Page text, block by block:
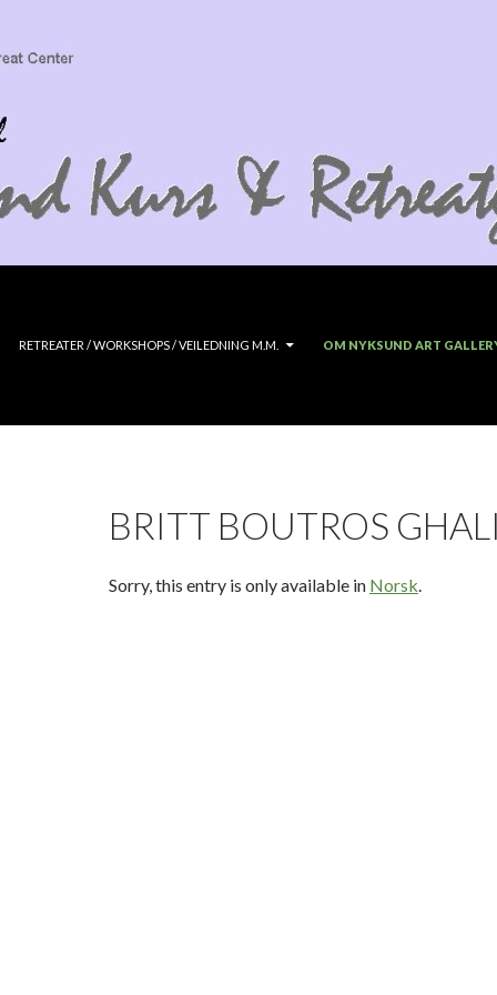
RETREATER / WORKSHOPS / VEILEDNING M.M. OM NYKSUND ART
BRITT BOUTROS
Sorry, this entry is only available in Norsk.